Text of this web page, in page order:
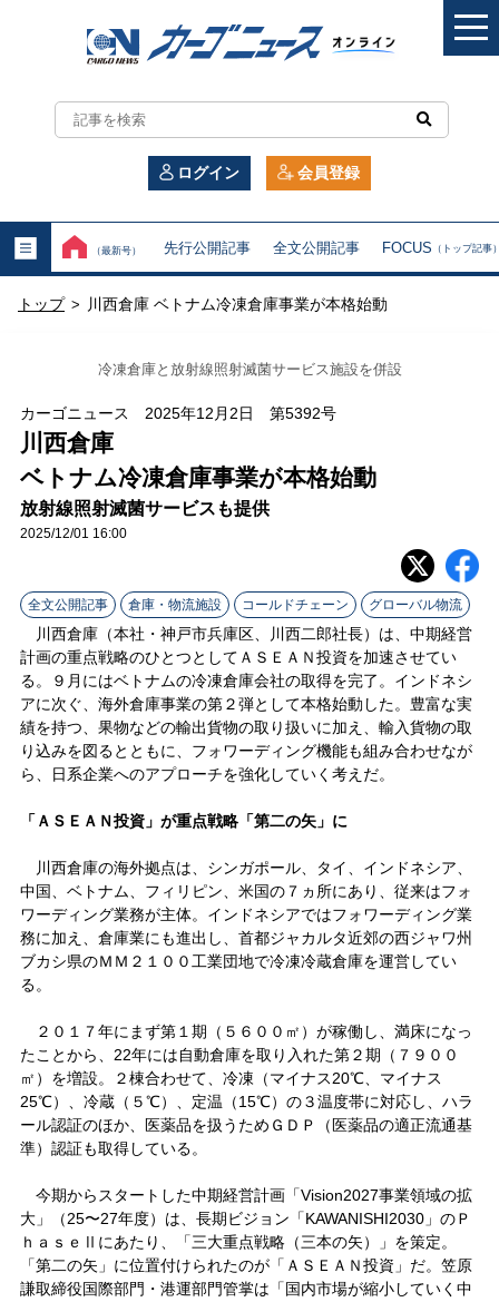
カ
ー
ニ
ュ
ス
オ
ン
ラ
ン
ログイン 会員登録
（最新号） 先行公開記事 全文公開記事 FOCUS （トップ記事
トップ > 川西倉庫 ベトナム冷凍倉庫事業が本格始動
冷凍倉庫と放射線照射滅菌サービス施設を併設
カーゴニュース 2025年12月2日 第5392号
川西倉庫
ベトナム冷凍倉庫事業が本格始動
放射線照射滅菌サービスも提供
2025/12/01 16:00
全文公開記事 倉庫・物流施設 コールドチェーン グローバル物流
川西倉庫（本社・神戸市兵庫区、川西二郎社長）は、中期経営
計画の重点戦略のひとつとしてＡＳＥＡＮ投資を加速させてい
る。９月にはベトナムの冷凍倉庫会社の取得を完了。インドネシ
アに次ぐ、海外倉庫事業の第２弾として本格始動した。豊富な実
績を持つ、果物などの輸出貨物の取り扱いに加え、輸入貨物の取
り込みを図るとともに、フォワーディング機能も組み合わせなが
ら、日系企業へのアプローチを強化していく考えだ。
「ＡＳＥＡＮ投資」が重点戦略「第二の矢」に
川西倉庫の海外拠点は、シンガポール、タイ、インドネシア、
中国、ベトナム、フィリピン、米国の７ヵ所にあり、従来はフォ
ワーディング業務が主体。インドネシアではフォワーディング業
務に加え、倉庫業にも進出し、首都ジャカルタ近郊の西ジャワ州
ブカシ県のＭＭ２１００工業団地で冷凍冷蔵倉庫を運営してい
る。
２０１７年にまず第１期（５６００㎡）が稼働し、満床になっ
たことから、22年には自動倉庫を取り入れた第２期（７９００
㎡）を増設。２棟合わせて、冷凍（マイナス20℃、マイナス
25℃）、冷蔵（５℃）、定温（15℃）の３温度帯に対応し、ハラ
ール認証のほか、医薬品を扱うためＧＤＰ（医薬品の適正流通基
準）認証も取得している。
今期からスタートした中期経営計画「Vision2027事業領域の拡
大」（25〜27年度）は、長期ビジョン「KAWANISHI2030」のＰ
ｈａｓｅⅡにあたり、「三大重点戦略（三本の矢）」を策定。
「第二の矢」に位置付けられたのが「ＡＳＥＡＮ投資」だ。笠原
謙取締役国際部門・港運部門管掌は「国内市場が縮小していく中